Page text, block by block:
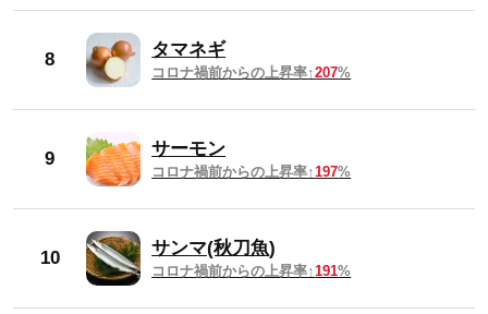
2024年1月 742円
2023年平均 732円
2023年11月 738円
2023年10月 738円
8
タマネギ
コロナ禍前からの上昇率 207%
9
サーモン
コロナ禍前からの上昇率 197%
10
サンマ(秋刀魚)
コロナ禍前からの上昇率 191%